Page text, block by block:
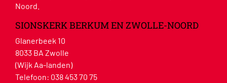
Noord.
SIONSKERK BERKUM EN ZWOLLE-NOORD
Glanerbeek 10
8033 BA Zwolle
(Wijk Aa-landen)
Telefoon: 038 453 70 75